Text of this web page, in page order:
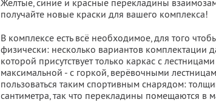
Желтые, синие и красные перекладины
получайте новые краски для вашего комплекса!
В комплексе есть всё необходимое, для того
физически: несколько вариантов комплектации
которой присутствует только каркас с
максимальной - с горкой, верёвочными
пользоваться таким спортивным снарядом:
сантиметра, так что перекладины помещаются в